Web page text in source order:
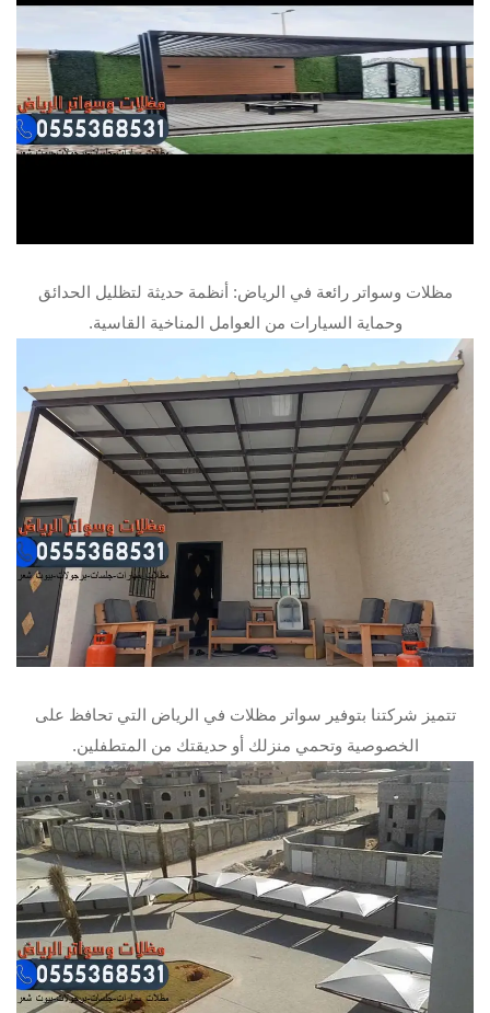
مظلات وسواتر رائعة في الرياض: أنظمة حديثة لتظليل الحدائق
وحماية السيارات من العوامل المناخية القاسية.
تتميز شركتنا بتوفير سواتر مظلات في الرياض التي تحافظ على
الخصوصية وتحمي منزلك أو حديقتك من المتطفلين.